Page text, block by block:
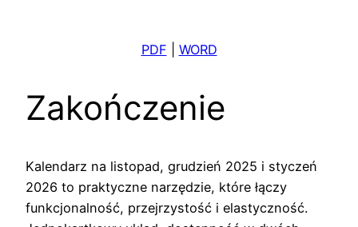
PDF WORD
Zakończenie
Kalendarz na listopad, grudzień 2025 i styczeń
2026 to praktyczne narzędzie, które łączy
funkcjonalność, przejrzystość i elastyczność.